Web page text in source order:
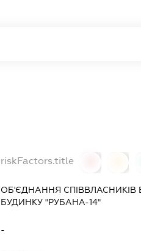
riskFactors.title
ОБ'ЄДНАННЯ СПІВВЛАСНИКІВ
БУДИНКУ "РУБАНА-14"
-